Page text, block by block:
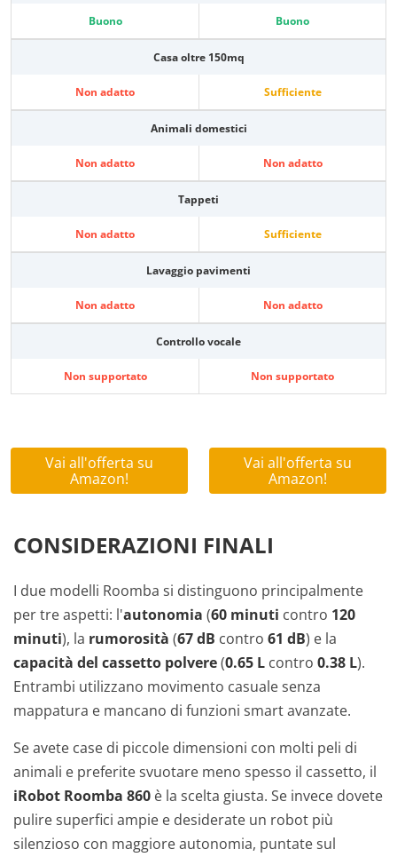
Buono Buono
Casa oltre 150mq
Non adatto Sufficiente
Animali domestici
Non adatto Non adatto
Tappeti
Non adatto Sufficiente
Lavaggio pavimenti
Non adatto Non adatto
Controllo vocale
Non supportato Non supportato
Vai all'offerta su
Amazon!
Vai all'offerta su
Amazon!
CONSIDERAZIONI FINALI
I due modelli Roomba si distinguono principalmente
per tre aspetti: l'autonomia (60 minuti contro 120
minuti), la rumorosità (67 dB contro 61 dB) e la
capacità del cassetto polvere(0.65 L contro 0.38 L).
Entrambi utilizzano movimento casuale senza
mappatura e mancano di funzioni smart avanzate.
Se avete case di piccole dimensioni con molti peli di
animali e preferite svuotare meno spesso il cassetto, il
iRobot Roomba 860 è la scelta giusta. Se invece dovete
pulire superfici ampie e desiderate un robot più
silenzioso con maggiore autonomia, puntate sul